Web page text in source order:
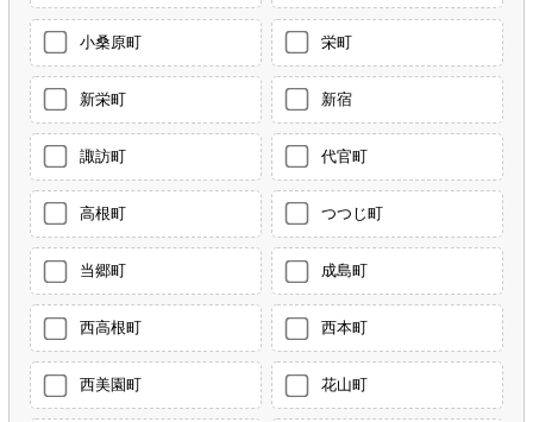
小桑原町 栄町
新栄町 新宿
諏訪町 代官町
高根町 つつじ町
当郷町 成島町
西高根町 西本町
西美園町 花山町